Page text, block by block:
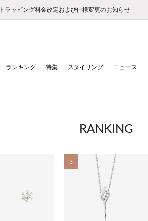
お修理・アフターサービスのご案内
和８年熊本地震に伴う集配への影響について
ラッピング料金改定および仕様変更のお知らせ
要】夏季休業の営業についてのご案内
円以上で送料無料｜最短24時間以内に発送
会員登録で1000ポイントプレゼント！
友だち登録で500円クーポンプレゼント
！レビュー投稿で100ポイントプレゼント
お修理・アフターサービスのご案内
和８年熊本地震に伴う集配への影響について
ランキング 特集 スタイリング ニュース
RANKING
3